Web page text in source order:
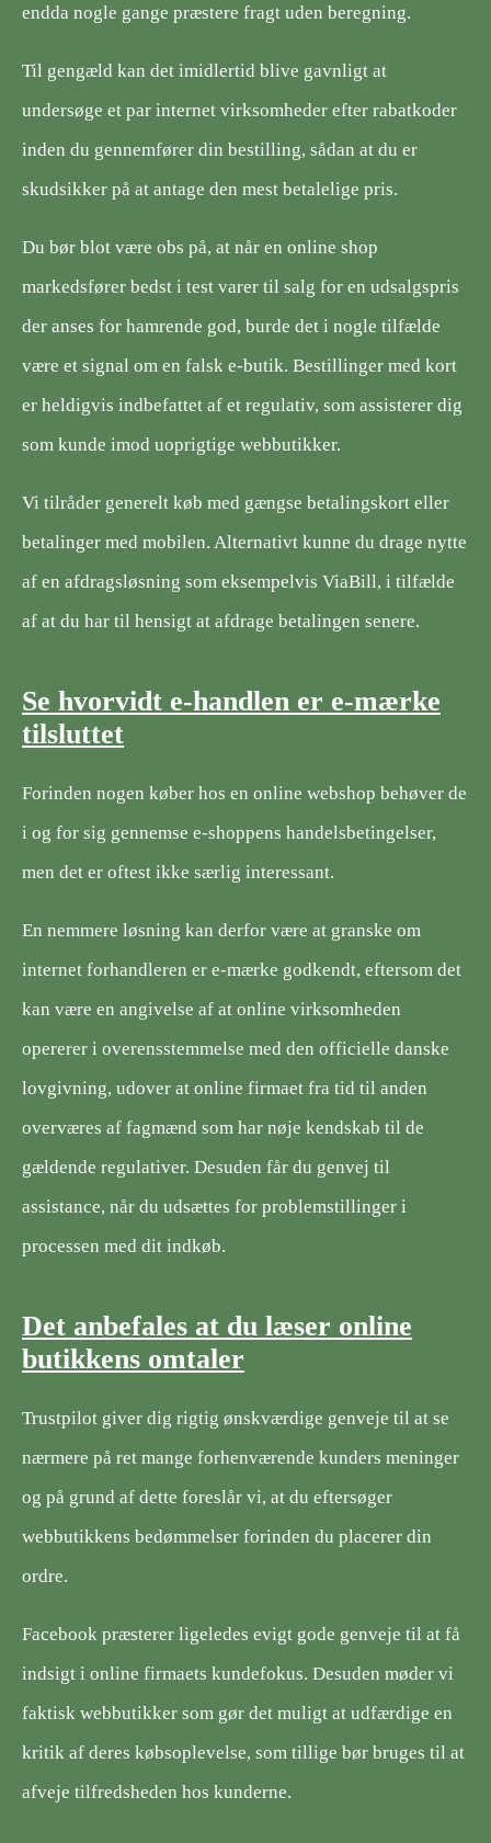
endda nogle gange præstere fragt uden beregning.
Til gengæld kan det imidlertid blive gavnligt at
undersøge et par internet virksomheder efter rabatkoder
inden du gennemfører din bestilling, sådan at du er
skudsikker på at antage den mest betalelige pris.
Du bør blot være obs på, at når en online shop
markedsfører bedst i test varer til salg for en udsalgspris
der anses for hamrende god, burde det i nogle tilfælde
være et signal om en falsk e-butik. Bestillinger med kort
er heldigvis indbefattet af et regulativ, som assisterer dig
som kunde imod uoprigtige webbutikker.
Vi tilråder generelt køb med gængse betalingskort eller
betalinger med mobilen. Alternativt kunne du drage nytte
af en afdragsløsning som eksempelvis ViaBill, i tilfælde
af at du har til hensigt at afdrage betalingen senere.
Se hvorvidt e-handlen er e-mærke
tilsluttet
Forinden nogen køber hos en online webshop behøver de
i og for sig gennemse e-shoppens handelsbetingelser,
men det er oftest ikke særlig interessant.
En nemmere løsning kan derfor være at granske om
internet forhandleren er e-mærke godkendt, eftersom det
kan være en angivelse af at online virksomheden
opererer i overensstemmelse med den officielle danske
lovgivning, udover at online firmaet fra tid til anden
overværes af fagmænd som har nøje kendskab til de
gældende regulativer. Desuden får du genvej til
assistance, når du udsættes for problemstillinger i
processen med dit indkøb.
Det anbefales at du læser online
butikkens omtaler
Trustpilot giver dig rigtig ønskværdige genveje til at se
nærmere på ret mange forhenværende kunders meninger
og på grund af dette foreslår vi, at du eftersøger
webbutikkens bedømmelser forinden du placerer din
ordre.
Facebook præsterer ligeledes evigt gode genveje til at få
indsigt i online firmaets kundefokus. Desuden møder vi
faktisk webbutikker som gør det muligt at udfærdige en
kritik af deres købsoplevelse, som tillige bør bruges til at
afveje tilfredsheden hos kunderne.